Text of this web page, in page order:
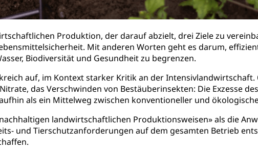
Produktion, der darauf abzielt, drei Ziele zu
Mit anderen Worten geht es darum,
Biodiversität und Gesundheit zu begrenzen.
auf, im Kontext starker Kritik an der
das Verschwinden von Bestäuberinsekten: Die Exzesse
als ein Mittelweg zwischen konventioneller und
landwirtschaftlichen Produktionsweisen» als die
und Tierschutzanforderungen auf dem gesamten Betrieb